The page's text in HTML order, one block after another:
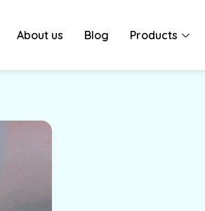
About us Blog Products